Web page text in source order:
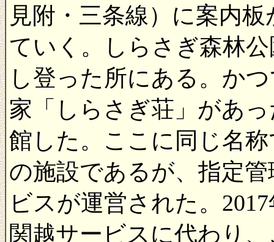
見附・三条線）に案内
ていく。しらさぎ森林
し登った所にある。か
家「しらさぎ荘」があ
館した。ここに同じ名
の施設であるが、指定
ビスが運営された。
関越サービスに代わり